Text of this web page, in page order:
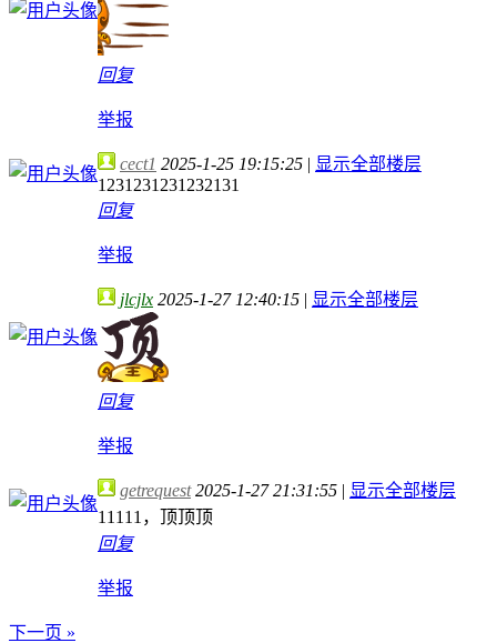
回复
举报
cect1 2025-1-25 19:15:25 | 显示全部楼层
1231231231232131
回复
举报
jlcjlx 2025-1-27 12:40:15 | 显示全部楼层
回复
举报
getrequest2025-1-27 21:31:55 | 显示全部楼层
11111，顶顶顶
回复
举报
下一页 »